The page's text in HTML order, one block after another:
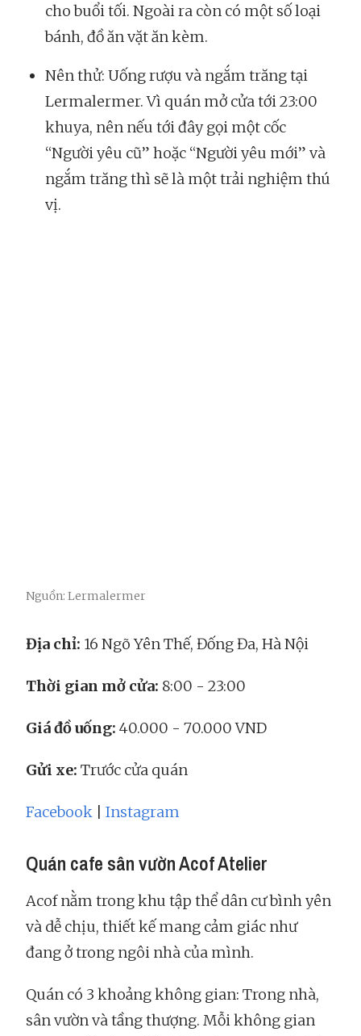
cho buổi tối. Ngoài ra còn có một số loại
bánh, đồ ăn vặt ăn kèm.
Nên thử: Uống rượu và ngắm trăng tại
Lermalermer. Vì quán mở cửa tới 23:00
khuya, nên nếu tới đây gọi một cốc
“Người yêu cũ” hoặc “Người yêu mới” và
ngắm trăng thì sẽ là một trải nghiệm thú
vị.
Nguồn: Lermalermer
Địa chỉ: 16 Ngõ Yên Thế, Đống Đa, Hà Nội
Thời gian mở cửa: 8:00 - 23:00
Giá đồ uống: 40.000 - 70.000 VND
Gửi xe: Trước cửa quán
Facebook Instagram
Quán cafe sân vườn Acof Atelier
Acof nằm trong khu tập thể dân cư bình yên
và dễ chịu, thiết kế mang cảm giác như
đang ở trong ngôi nhà của mình.
Quán có 3 khoảng không gian: Trong nhà,
sân vườn và tầng thượng. Mỗi không gian